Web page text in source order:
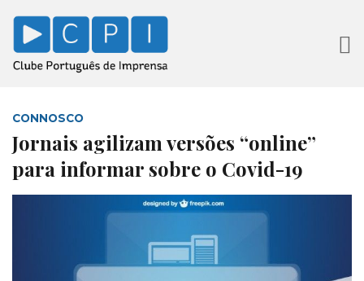
CONNOSCO
Jornais agilizam versões “online”
para informar sobre o Covid-19